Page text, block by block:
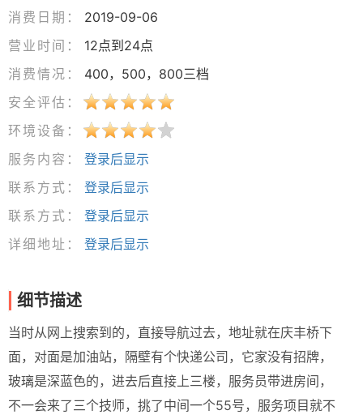
消费日期：
2019-09-06
营业时间：
12点到24点
消费情况：
400，500，800三档
安全评估：
环境设备：
服务内容：
登录后显示
联系方式：
登录后显示
联系方式：
登录后显示
详细地址：
登录后显示
细节描述
当时从网上搜索到的，直接导航过去，地址就在庆丰桥下
面，对面是加油站，隔壁有个快递公司，它家没有招牌，
玻璃是深蓝色的，进去后直接上三楼，服务员带进房间，
不一会来了三个技师，挑了中间一个55号，服务项目就不